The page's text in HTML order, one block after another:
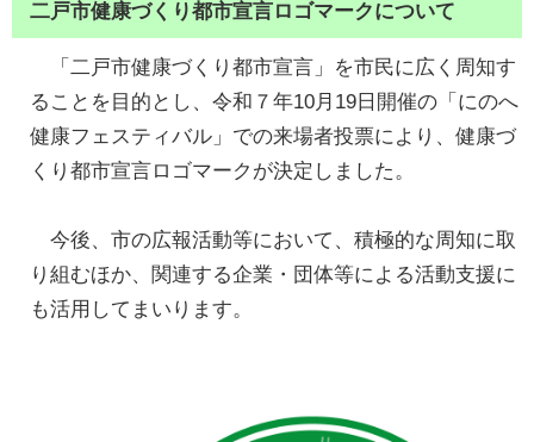
二戸市健康づくり都市宣言ロゴマークについて
「二戸市健康づくり都市宣言」を市民に広く周知す
ることを目的とし、令和７年10月19日開催の「にのへ
健康フェスティバル」での来場者投票により、健康づ
くり都市宣言ロゴマークが決定しました。
今後、市の広報活動等において、積極的な周知に取
り組むほか、関連する企業・団体等による活動支援に
も活用してまいります。